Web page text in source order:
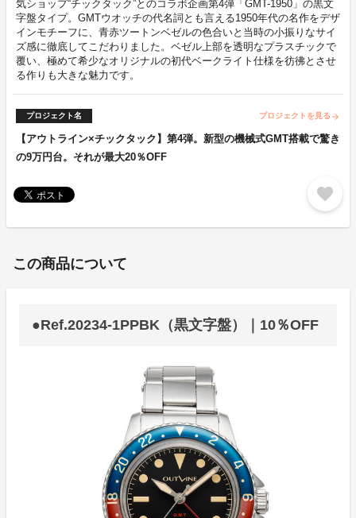
気ショップ“チックタック”とのコラボ企画第4弾「GMT-1950」の黒文
字盤タイプ。GMTウオッチの代名詞とも言える1950年代の名作をデザ
インモチーフに、青赤ツートンベゼルの色合いと当時の小振りなサイ
ズ感に徹底してこだわりました。ベゼル上部を透明なプラスチックで
覆い、極めて希少なオリジナルの初代ベークライト仕様を彷彿とさせ
る作りも大きな魅力です。
プロジェクト名 プロジェクトを見る arrow_forward
【アウトライン×チックタック】第4弾。新型の機械式GMT搭載で驚き
の9万円台。それが最大20％OFF
favorite
この商品について
●Ref.20234-1PPBK（黒文字盤）｜10％OFF